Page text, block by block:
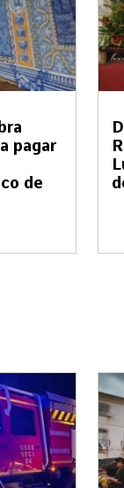
pagar
de